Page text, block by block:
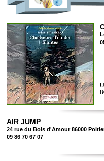
AIR JUMP
24 rue du Bois d'Amour 86000
09 86 70 67 07